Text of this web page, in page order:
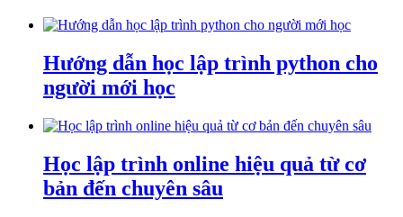
Hướng dẫn học lập trình python cho
người mới học
Học lập trình online hiệu quả từ cơ
bản đến chuyên sâu